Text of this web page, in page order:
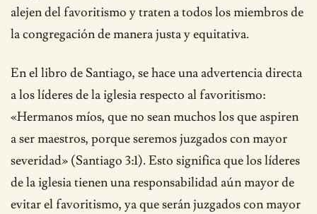
alejen del favoritismo y traten a todos los miembros de
la congregación de manera justa y equitativa.
En el libro de Santiago, se hace una advertencia directa
a los líderes de la iglesia respecto al favoritismo:
«Hermanos míos, que no sean muchos los que aspiren
a ser maestros, porque seremos juzgados con mayor
severidad» (Santiago 3:1). Esto significa que los líderes
de la iglesia tienen una responsabilidad aún mayor de
evitar el favoritismo, ya que serán juzgados con mayor